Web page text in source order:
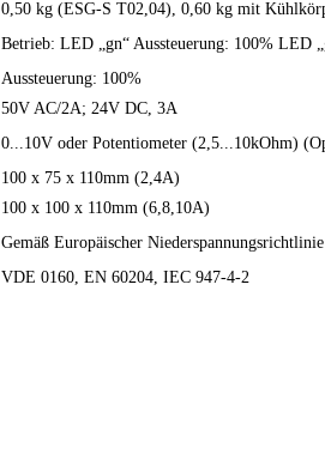
0,50 kg (ESG-S T02,04), 0,60 kg mit
Betrieb: LED „gn“ Aussteuerung: 100% LED
Aussteuerung: 100%
50V AC/2A; 24V DC, 3A
0...10V oder Potentiometer (2,5...10kOhm)
100 x 75 x 110mm (2,4A)
100 x 100 x 110mm (6,8,10A)
Gemäß Europäischer
VDE 0160, EN 60204, IEC 947-4-2